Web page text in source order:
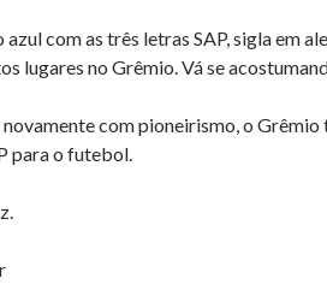
com as três letras SAP, sigla em
lugares no Grêmio. Vá se
com pioneirismo, o
para o futebol.